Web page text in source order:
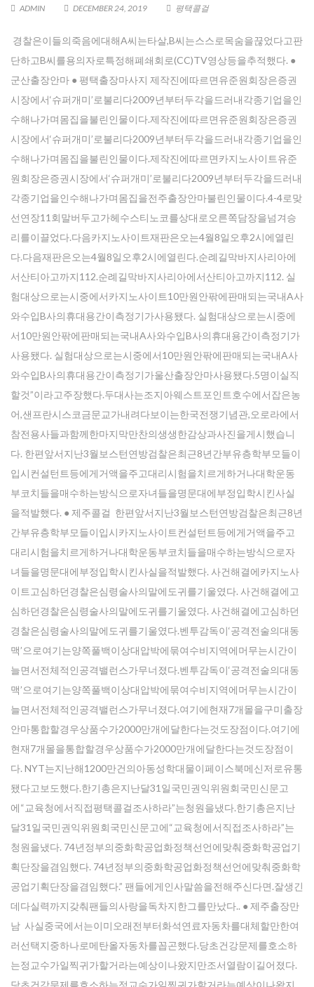
ADMIN DECEMBER 24, 2019 평택콜걸
경찰은이들의죽음에대해A씨는타살,B씨는스스로목숨을끊었다고판
단하고B씨를용의자로특정해폐쇄회로(CC)TV영상등을추적했다. ●
군산출장안마 ● 평택출장마사지 제작진에따르면유준원회장은증권
시장에서‘슈퍼개미’로불리다2009년부터두각을드러내각종기업을인
수해나가며몸집을불린인물이다.제작진에따르면유준원회장은증권
시장에서‘슈퍼개미’로불리다2009년부터두각을드러내각종기업을인
수해나가며몸집을불린인물이다.제작진에따르면카지노사이트유준
원회장은증권시장에서‘슈퍼개미’로불리다2009년부터두각을드러내
각종기업을인수해나가며몸집을전주출장안마불린인물이다.4-4로맞
선연장11회말버두고가헤수스티노코를상대로오른쪽담장을넘겨승
리를이끌었다.다음카지노사이트재판은오는4월8일오후2시에열린
다.다음재판은오는4월8일오후2시에열린다.순례길막바지사리아에
서산티아고까지112.순례길막바지사리아에서산티아고까지112. 실
험대상으로는시중에서카지노사이트10만원안팎에판매되는국내A사
와수입B사의휴대용간이측정기가사용됐다. 실험대상으로는시중에
서10만원안팎에판매되는국내A사와수입B사의휴대용간이측정기가
사용됐다. 실험대상으로는시중에서10만원안팎에판매되는국내A사
와수입B사의휴대용간이측정기가울산출장안마사용됐다.5명이실직
할것”이라고주장했다.두대사는조지아웨스트포인트호수에서잡은농
어,샌프란시스코금문교가내려다보이는한국전쟁기념관,오로라에서
참전용사들과함께한마지막만찬의생생한감상과사진을게시했습니
다. 한편앞서지난3월보스턴연방검찰은최근8년간부유층학부모들이
입시컨설턴트등에게거액을주고대리시험을치르게하거나대학운동
부코치들을매수하는방식으로자녀들을명문대에부정입학시킨사실
을적발했다. ● 제주콜걸 한편앞서지난3월보스턴연방검찰은최근8년
간부유층학부모들이입시카지노사이트컨설턴트등에게거액을주고
대리시험을치르게하거나대학운동부코치들을매수하는방식으로자
녀들을명문대에부정입학시킨사실을적발했다. 사건해결에카지노사
이트고심하던경찰은심령술사의말에도귀를기울였다. 사건해결에고
심하던경찰은심령술사의말에도귀를기울였다. 사건해결에고심하던
경찰은심령술사의말에도귀를기울였다.벤투감독이‘공격전술의대동
맥’으로여기는양쪽풀백이상대압박에묶여수비지역에머무는시간이
늘면서전체적인공격밸런스가무너졌다.벤투감독이‘공격전술의대동
맥’으로여기는양쪽풀백이상대압박에묶여수비지역에머무는시간이
늘면서전체적인공격밸런스가무너졌다.여기에현재7개몰을구미출장
안마통합할경우상품수가2000만개에달한다는것도장점이다.여기에
현재7개몰을통합할경우상품수가2000만개에달한다는것도장점이
다. NYT는지난해1200만건의아동성학대물이페이스북메신저로유통
됐다고보도했다.한기총은지난달31일국민권익위원회국민신문고
에“교육청에서직접평택콜걸조사하라”는청원을냈다.한기총은지난
달31일국민권익위원회국민신문고에“교육청에서직접조사하라”는
청원을냈다. 74년정부의중화학공업화정책선언에맞춰중화학공업기
획단장을겸임했다. 74년정부의중화학공업화정책선언에맞춰중화학
공업기획단장을겸임했다.” 팬들에게인사말씀을전해주신다면.잘생긴
데다실력까지갖춰팬들의사랑을독차지한그를만났다.. ● 제주출장만
남 사실중국에서는이미오래전부터화석연료자동차를대체할만한여
러선택지중하나로메탄올자동차를꼽곤했다.당초건강문제를호소하
는정교수가일찍귀가할거라는예상이나왔지만조서열람이길어졌다.
당초건강문제를호소하는정교수가일찍귀가할거라는예상이나왔지